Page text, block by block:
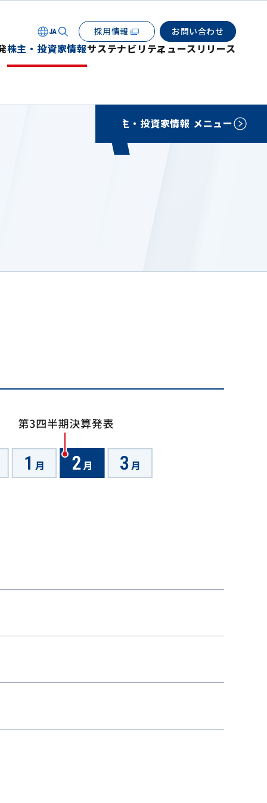
株主・投資家情報サステナビリティニュースリリース
JA 採用情報 お問い合わせ
株主・投資家情報 メニュー